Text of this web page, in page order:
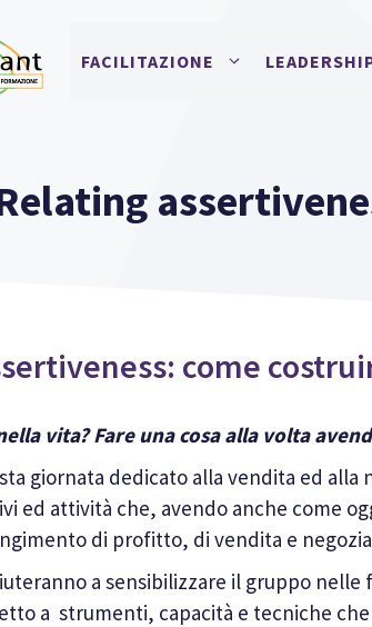
FACILITAZIONE
come
vita? Fare una cosa alla volta
giornata dedicato alla vendita ed alla
ed attività che, avendo anche come
di profitto, di vendita e
a sensibilizzare il gruppo
a strumenti, capacità e tecniche